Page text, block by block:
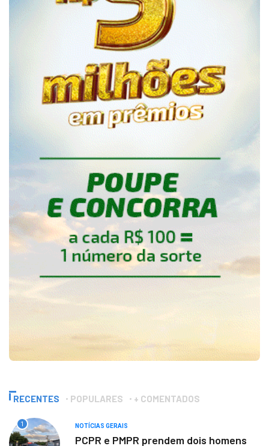
RECENTES POPULARES + COMENTADOS
1 NOTÍCIAS GERAIS
PCPR e PMPR prendem dois homens